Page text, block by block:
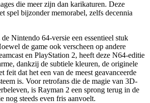
die meer zijn dan karikaturen. Deze
spel bijzonder memorabel, zelfs decennia
Nintendo 64-versie een essentieel stuk
de game ook verscheen op andere
en PlayStation 2, heeft deze N64-editie
dankzij de subtiele kleuren, de originele
feit dat het een van de meest geavanceerde
is. Voor retrofans die de magie van 3D-
is Rayman 2 een sprong terug in de
nog steeds even fris aanvoelt.